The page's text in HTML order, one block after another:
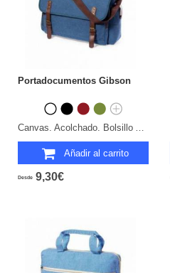
Portadocumentos Gibson
Canvas. Acolchado. Bolsillo Acolchado para Portátil y Tablet.
Añadir al carrito
Desde 9,30€